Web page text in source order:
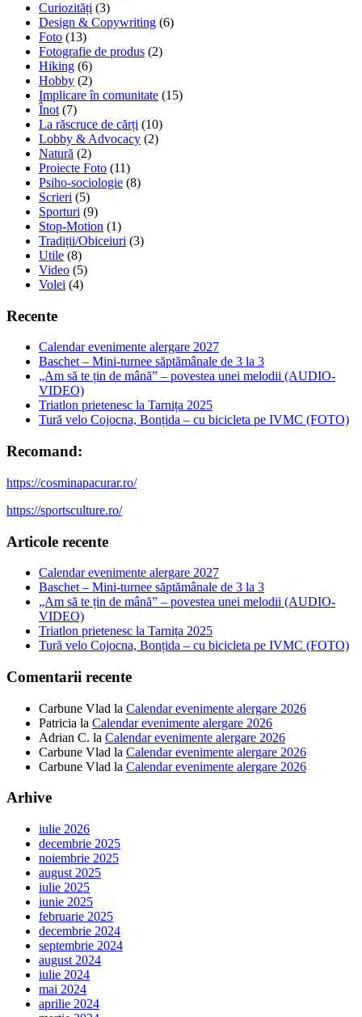
Curiozități (3)
Design & Copywriting (6)
Foto (13)
Fotografie de produs (2)
Hiking (6)
Hobby (2)
Implicare în comunitate (15)
Înot (7)
La răscruce de cărți (10)
Lobby & Advocacy (2)
Natură (2)
Proiecte Foto (11)
Psiho-sociologie (8)
Scrieri (5)
Sporturi (9)
Stop-Motion (1)
Tradiții/Obiceiuri (3)
Utile (8)
Video (5)
Volei (4)
Recente
Calendar evenimente alergare 2027
Baschet – Mini-turnee săptămânale de 3 la 3
„Am să te țin de mână” – povestea unei melodii (AUDIO-
VIDEO)
Triatlon prietenesc la Tarnița 2025
Tură velo Cojocna, Bonțida – cu bicicleta pe IVMC (FOTO)
Recomand:
https://cosminapacurar.ro/
https://sportsculture.ro/
Articole recente
Calendar evenimente alergare 2027
Baschet – Mini-turnee săptămânale de 3 la 3
„Am să te țin de mână” – povestea unei melodii (AUDIO-
VIDEO)
Triatlon prietenesc la Tarnița 2025
Tură velo Cojocna, Bonțida – cu bicicleta pe IVMC (FOTO)
Comentarii recente
Carbune Vlad la Calendar evenimente alergare 2026
Patricia la Calendar evenimente alergare 2026
Adrian C. la Calendar evenimente alergare 2026
Carbune Vlad la Calendar evenimente alergare 2026
Carbune Vlad la Calendar evenimente alergare 2026
Arhive
iulie 2026
decembrie 2025
noiembrie 2025
august 2025
iulie 2025
iunie 2025
februarie 2025
decembrie 2024
septembrie 2024
august 2024
iulie 2024
mai 2024
aprilie 2024